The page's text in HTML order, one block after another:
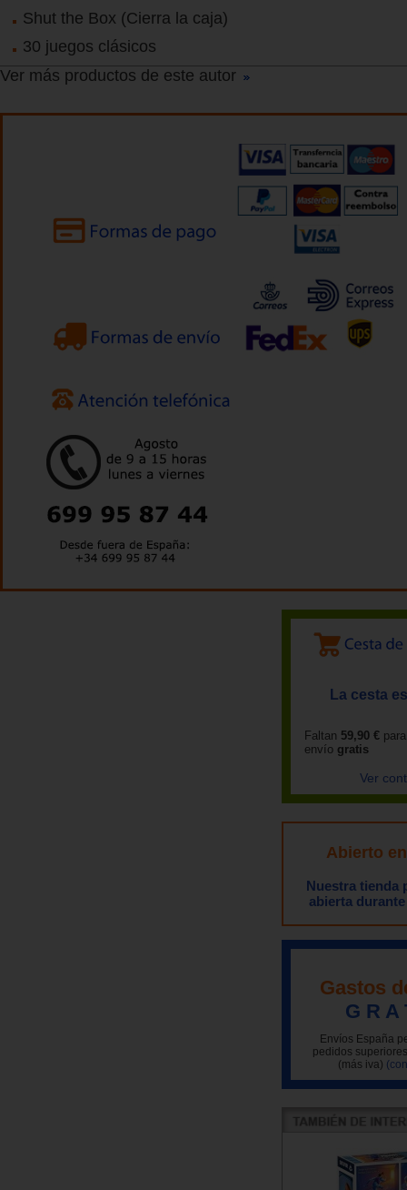
Shut the Box (Cierra la caja)
30 juegos clásicos
Ver más productos de este autor
La cesta
Faltan 59,90 €
envío gratis
Ver
Abierto
Nuestra tienda
abierta
Gastos
G R A
Envíos España
pedidos
(más iva)